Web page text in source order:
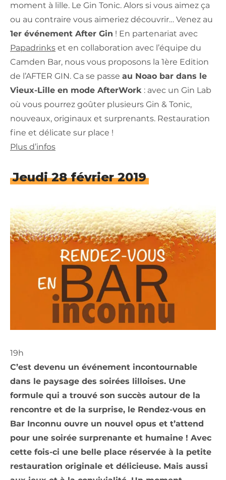
moment à lille. Le Gin Tonic. Alors si vous aimez ça
ou au contraire vous aimeriez découvrir… Venez au
1er événement After Gin ! En partenariat avec
Papadrinks et en collaboration avec l’équipe du
Camden Bar, nous vous proposons la 1ère Edition
de l’AFTER GIN. Ca se passe au Noao bar dans le
Vieux-Lille en mode AfterWork : avec un Gin Lab
où vous pourrez goûter plusieurs Gin & Tonic,
nouveaux, originaux et surprenants. Restauration
fine et délicate sur place !
Plus d’infos
Jeudi 28 février 2019
19h
C’est devenu un événement incontournable
dans le paysage des soirées lilloises. Une
formule qui a trouvé son succès autour de la
rencontre et de la surprise, le Rendez-vous en
Bar Inconnu ouvre un nouvel opus et t’attend
pour une soirée surprenante et humaine ! Avec
cette fois-ci une belle place réservée à la petite
restauration originale et délicieuse. Mais aussi